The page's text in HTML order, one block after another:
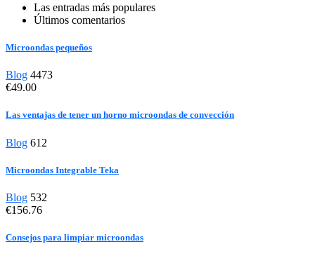
Las entradas más populares
Últimos comentarios
Microondas pequeños
Blog 4473
€49.00
Las ventajas de tener un horno microondas de convección
Blog 612
Microondas Integrable Teka
Blog 532
€156.76
Consejos para limpiar microondas